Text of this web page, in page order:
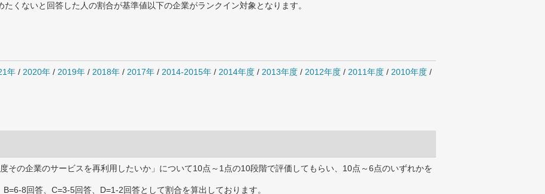
くないと回答した人の割合が基準値以下の企業がランクイン対象となります。
年 / 2020年 / 2019年 / 2018年 / 2017年 / 2014-2015年 / 2014年度 / 2013年度 / 2012年度 / 2011年度 / 2010年度 /
その企業のサービスを再利用したいか」について10点～1点の10段階で評価してもらい、10点～6点のいずれかを
8回答、C=3-5回答、D=1-2回答として割合を算出しております。